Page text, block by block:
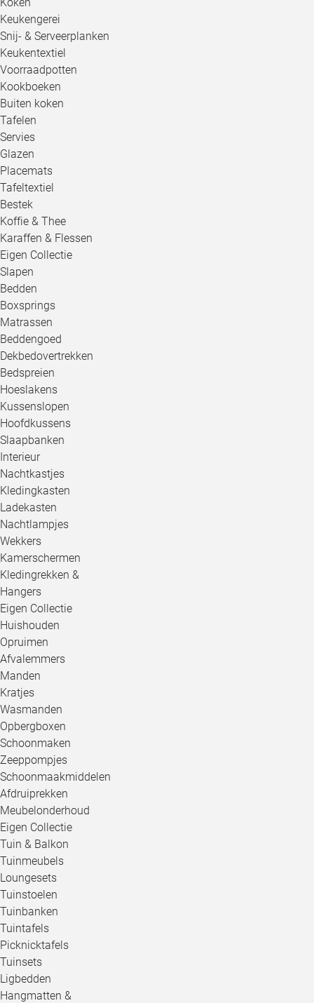
Keukengerei
Snij- & Serveerplanken
Keukentextiel
Voorraadpotten
Kookboeken
Buiten koken
Tafelen
Servies
Glazen
Placemats
Tafeltextiel
Bestek
Koffie & Thee
Karaffen & Flessen
Eigen Collectie
Slapen
Bedden
Boxsprings
Matrassen
Beddengoed
Dekbedovertrekken
Bedspreien
Hoeslakens
Kussenslopen
Hoofdkussens
Slaapbanken
Interieur
Nachtkastjes
Kledingkasten
Ladekasten
Nachtlampjes
Wekkers
Kamerschermen
Kledingrekken &
Hangers
Eigen Collectie
Huishouden
Opruimen
Afvalemmers
Manden
Kratjes
Wasmanden
Opbergboxen
Schoonmaken
Zeeppompjes
Schoonmaakmiddelen
Afdruiprekken
Meubelonderhoud
Eigen Collectie
Tuin & Balkon
Tuinmeubels
Loungesets
Tuinstoelen
Tuinbanken
Tuintafels
Picknicktafels
Tuinsets
Ligbedden
Hangmatten &